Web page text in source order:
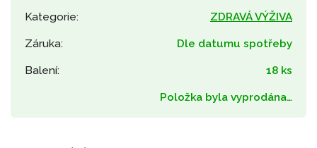
Kategorie: ZDRAVÁ VÝŽIVA
Záruka: Dle datumu spotřeby
Balení: 18 ks
Položka byla vyprodána…